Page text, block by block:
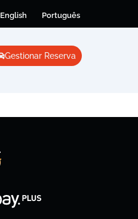
English Português
Gestionar Reserva